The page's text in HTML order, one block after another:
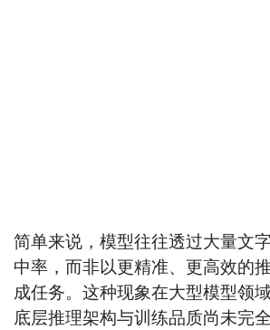
简单来说，模型往往透过大量文
中率，而非以更精准、更高效的
成任务。这种现象在大型模型领
底层推理架构与训练品质尚未完